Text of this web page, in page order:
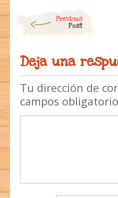
Previous
Post
Deja una
Tu dirección de
campos